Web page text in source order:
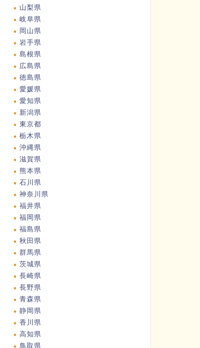
山梨県
岐阜県
岡山県
岩手県
島根県
広島県
徳島県
愛媛県
愛知県
新潟県
東京都
栃木県
沖縄県
滋賀県
熊本県
石川県
神奈川県
福井県
福岡県
福島県
秋田県
群馬県
茨城県
長崎県
長野県
青森県
静岡県
香川県
高知県
鳥取県